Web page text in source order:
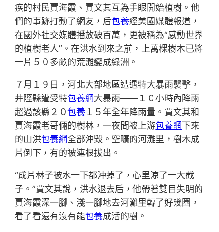
疾的村民賈海霞、賈文其互為手眼開始植樹。他
們的事跡打動了網友，后包養經美國媒體報道，
在國外社交媒體播放破百萬，更被稱為“感動世界
的植樹老人”。在洪水到來之前，上萬棵樹木已將
一片５０多畝的荒灘變成綠洲。
７月１９日，河北大部地區遭遇特大暴雨襲擊，
井陘縣遭受特包養網大暴雨——１０小時內降雨
超過該縣２０包養１５年全年降雨量。賈文其和
賈海霞老哥倆的樹林，一夜間被上游包養網下來
的山洪包養網全部沖毀。空曠的河灘里，樹木成
片倒下，有的被連根拔出。
“成片林子被水一下都沖掉了，心里涼了一大截
子。”賈文其說，洪水退去后，他帶著雙目失明的
賈海霞深一腳、淺一腳地去河灘里轉了好幾圈，
看了看還有沒有能包養成活的樹。